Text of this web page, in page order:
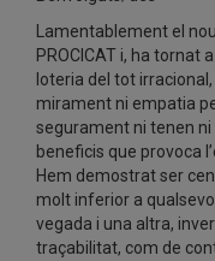
Lamentablement el
PROCICAT i, ha tornat
loteria del tot
mirament ni empatia
segurament ni tenen
beneficis que provoca
Hem demostrat ser
molt inferior a
vegada i una altra,
traçabilitat, com de